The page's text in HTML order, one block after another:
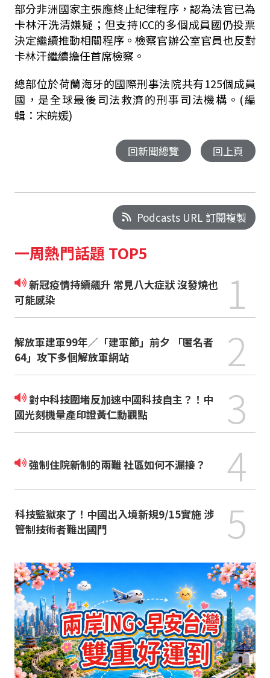
部分非洲國家主張應終止紀律程序，認為法官已為
卡林汗洗清嫌疑；但支持ICC的多個成員國仍投票
決定繼續推動相關程序。檢察官辦公室官員也反對
卡林汗繼續擔任首席檢察。
總部位於荷蘭海牙的國際刑事法院共有125個成員
國，是全球最後司法救濟的刑事司法機構。(編
輯：宋皖媛)
回新聞總覽 回上頁
Podcasts URL 訂閱複製
一周熱門話題 TOP5
新冠疫情持續飆升 常見八大症狀 沒發燒也
可能感染
1
解放軍建軍99年／「建軍節」前夕 「匿名者
64」攻下多個解放軍網站
2
對中科技圍堵反加速中國科技自主？！中
國光刻機量產印證黃仁勳觀點
3
強制住院新制的兩難 社區如何不漏接？ 4
科技監獄來了！中國出入境新規9/15實施 涉
管制技術者難出國門
5